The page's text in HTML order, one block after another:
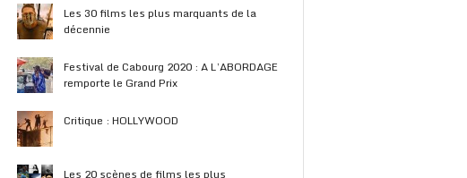
Les 30 films les plus marquants de la
décennie
Festival de Cabourg 2020 : A L’ABORDAGE
remporte le Grand Prix
Critique : HOLLYWOOD
Les 20 scènes de films les plus